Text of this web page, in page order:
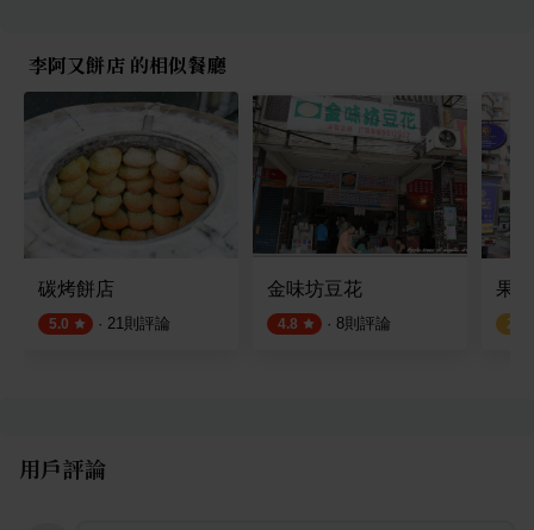
李阿又餅店 的相似餐廳
碳烤餅店
5.0 · 21則評論
金味坊豆花
4.8 · 8則評論
果
2.5
用戶評論